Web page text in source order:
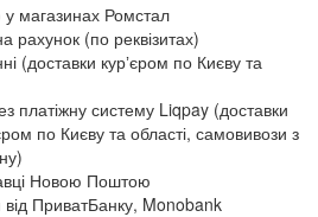
у магазинах Ромстал
рахунок (по реквізитах)
(доставки курʼєром по Києву та
платіжну систему Liqpay (доставки
по Києву та області, самовивози з
Новою Поштою
ПриватБанку, Monobank